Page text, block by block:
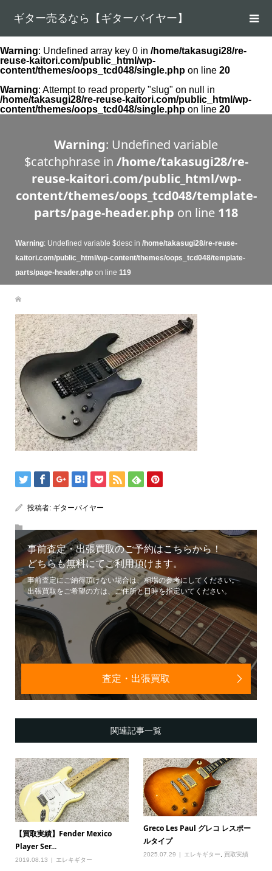
ギター売るなら【ギターバイヤー】
Warning: Undefined array key 0 in /home/takasugi28/re-
reuse-kaitori.com/public_html/wp-
content/themes/oops_tcd048/single.php on line 20
Warning: Attempt to read property "slug" on null in
/home/takasugi28/re-reuse-kaitori.com/public_html/wp-
content/themes/oops_tcd048/single.php on line 20
Warning: Undefined variable
$catchphrase in /home/takasugi28/re-
reuse-kaitori.com/public_html/wp-
content/themes/oops_tcd048/template-
parts/page-header.php on line 118
Warning: Undefined variable $desc in /home/takasugi28/re-reuse-
kaitori.com/public_html/wp-content/themes/oops_tcd048/template-
parts/page-header.phpon line 119
投稿者: ギターバイヤー
事前査定・出張買取のご予約はこちらから！
どちらも無料にてご利用頂けます。
事前査定にご納得頂けない場合は、相場の参考にしてください。
出張買取をご希望の方は、ご住所と日時を指定いてください。
査定・出張買取
関連記事一覧
【買取実績】Fender Mexico
Player Ser...
2019.08.13 エレキギター
Greco Les Paul グレコ レスポー
ルタイプ
2025.07.29 エレキギター 買取実績